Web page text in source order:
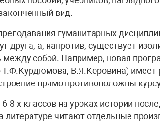
вид.
гуманитарных
друга, а, напротив, существует
между собой. Например, новая
Т.Ф.Курдюмова, В.Я.Коровина) имеет
прямо противоположны
8-х классов на уроках истории
литературе читают отдельные